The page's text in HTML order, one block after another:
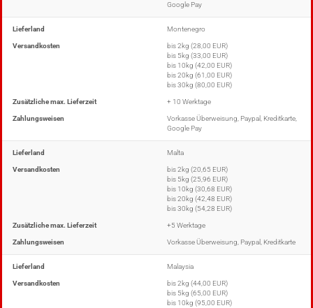
Google Pay
Lieferland Montenegro
Versandkosten
bis 2kg (28,00 EUR)
bis 5kg (33,00 EUR)
bis 10kg (42,00 EUR)
bis 20kg (61,00 EUR)
bis 30kg (80,00 EUR)
Zusätzliche max. Lieferzeit + 10 Werktage
Zahlungsweisen
Vorkasse Überweisung, Paypal, Kreditkarte,
Google Pay
Lieferland Malta
Versandkosten
bis 2kg (20,65 EUR)
bis 5kg (25,96 EUR)
bis 10kg (30,68 EUR)
bis 20kg (42,48 EUR)
bis 30kg (54,28 EUR)
Zusätzliche max. Lieferzeit +5 Werktage
Zahlungsweisen Vorkasse Überweisung, Paypal, Kreditkarte
Lieferland Malaysia
Versandkosten
bis 2kg (44,00 EUR)
bis 5kg (65,00 EUR)
bis 10kg (95,00 EUR)